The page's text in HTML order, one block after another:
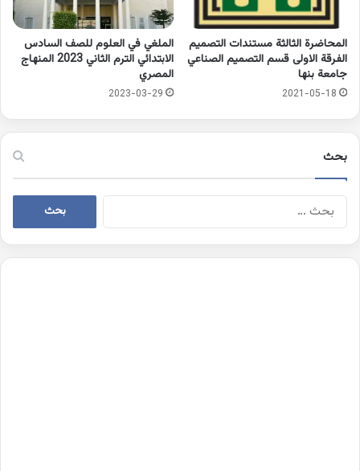
المحاضرة الثالثة مستندات التصميم
الفرقة الاولى قسم التصميم الصناعي
جامعة بنها
2021-05-18
الملغي في العلوم للصف السادس
الابتدائي الترم الثاني 2023 المنهاج
المصري
2023-03-29
بحث
البحث